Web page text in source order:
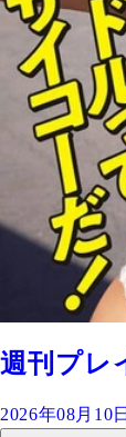
週刊プレ
2026年08月10